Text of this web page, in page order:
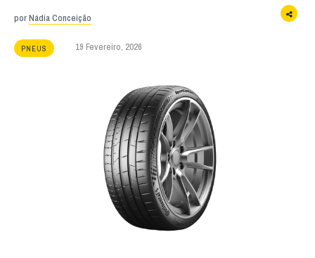
porNádia Conceição
PNEUS 19 Fevereiro, 2026